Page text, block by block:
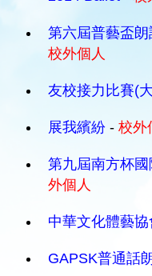
第六屆普藝盃
校外個人
友校接力比賽(
展我繽紛 - 校外
第九屆南方杯
外個人
中華文化體藝協
GAPSK普通話